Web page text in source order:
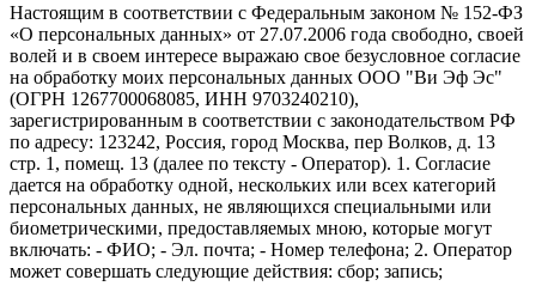
Настоящим в соответствии с Федеральным законом № 152-ФЗ
«О персональных данных» от 27.07.2006 года свободно, своей
волей и в своем интересе выражаю свое безусловное согласие
на обработку моих персональных данных ООО "Ви Эф Эс"
(ОГРН 1267700068085, ИНН 9703240210),
зарегистрированным в соответствии с законодательством РФ
по адресу: 123242, Россия, город Москва, пер Волков, д. 13
стр. 1, помещ. 13 (далее по тексту - Оператор). 1. Согласие
дается на обработку одной, нескольких или всех категорий
персональных данных, не являющихся специальными или
биометрическими, предоставляемых мною, которые могут
включать: - ФИО; - Эл. почта; - Номер телефона; 2. Оператор
может совершать следующие действия: сбор; запись;